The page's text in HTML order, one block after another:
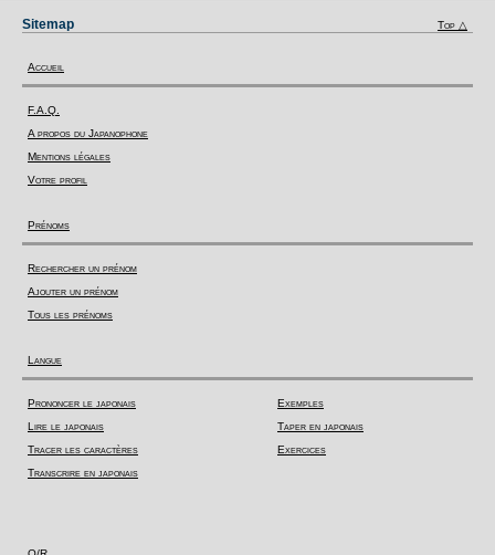
Sitemap Top △
Accueil
F.A.Q.
A propos du Japanophone
Mentions légales
Votre profil
Prénoms
Rechercher un prénom
Ajouter un prénom
Tous les prénoms
Langue
Prononcer le japonais
Lire le japonais
Tracer les caractères
Transcrire en japonais
Exemples
Taper en japonais
Exercices